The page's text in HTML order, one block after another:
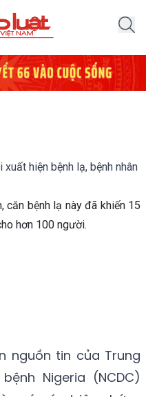
hiện bệnh lạ, bệnh nhân
bệnh lạ này đã khiến 15
hơn 100 người.
có các triệu chứng
và tiêu chảy. Ca